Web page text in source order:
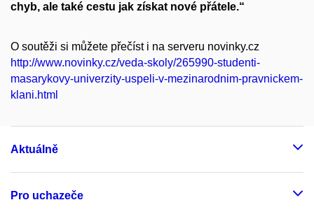
chyb, ale také cestu jak získat nové přátele.“
O soutěži si můžete přečíst i na serveru novinky.cz
http://www.novinky.cz/veda-skoly/265990-studenti-
masarykovy-univerzity-uspeli-v-mezinarodnim-pravnickem-
klani.html
Aktuálně
Pro uchazeče